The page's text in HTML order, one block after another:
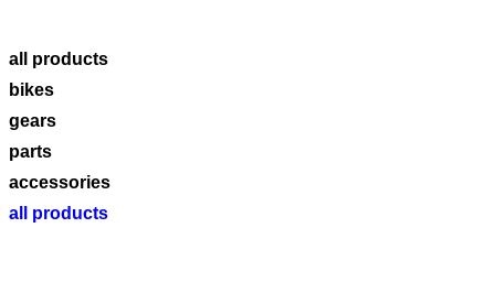
all products
bikes
gears
parts
accessories
all products